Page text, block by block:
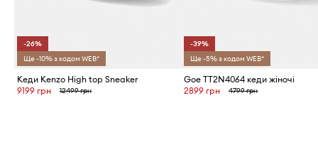
-26%
Ще -10% з кодом WEB*
Кеди Kenzo High top Sneaker
9199 грн
12499 грн
-39%
Ще -5% з кодом WEB*
Goe TT2N4064 кеди жіночі
2899 грн
4799 грн